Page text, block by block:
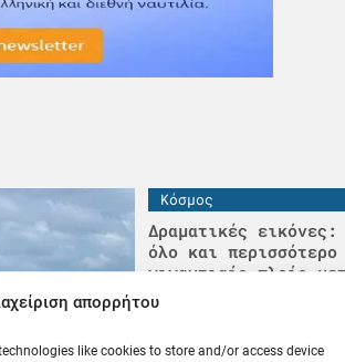
απορρήτου
like cookies to store and/or access device
Κόσμος
Δραματικές εικόνες:
όλο και περισσότερο
γιγαντιαίο πλοίο